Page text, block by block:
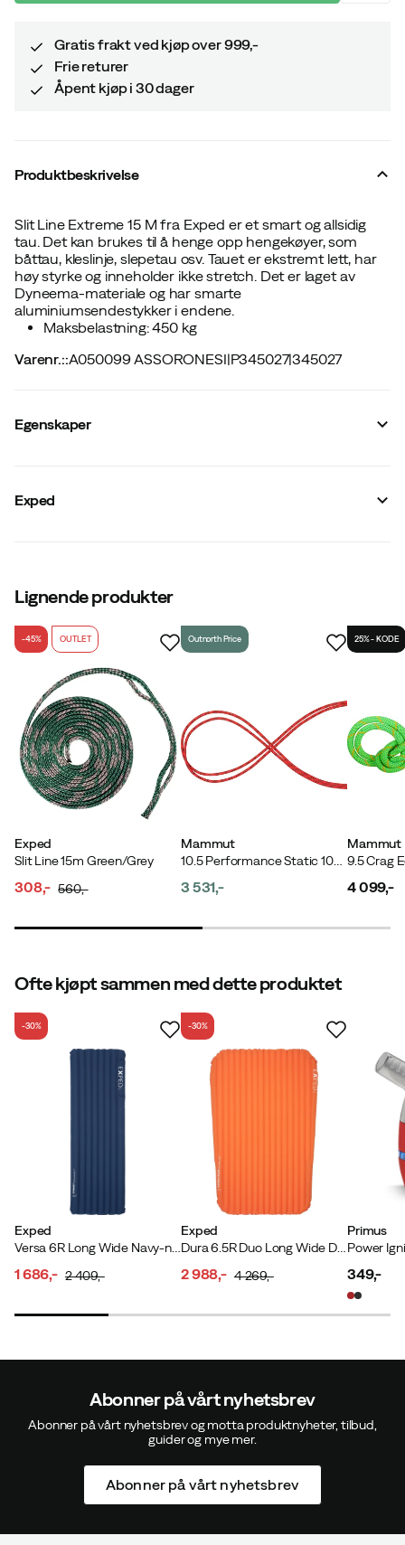
Gratis frakt ved kjøp over 999,-
Frie returer
Åpent kjøp i 30 dager
Produktbeskrivelse
Slit Line Extreme 15 M fra Exped er et smart og allsidig
tau. Det kan brukes til å henge opp hengekøyer, som
båttau, kleslinje, slepetau osv. Tauet er ekstremt lett, har
høy styrke og inneholder ikke stretch. Det er laget av
Dyneema-materiale og har smarte
aluminiumsendestykker i endene.
Maksbelastning: 450 kg
Varenr.::A050099 ASSORONESI|P345027|345027
Egenskaper
Størrelse
Exped
Lignende produkter
Exped
Slit Line 15m Green/Grey
-45% OUTLET
price
308,-
price
560,-
Mammut
10.5 Performance Static 100m Red-black
Outnorth Price
3 531,-
Mammut
25% - KODE
4 099,-
Ofte kjøpt sammen med dette produktet
Exped
-30%
price
1 686,-
price
2 409,-
Exped
-30%
price
2 988,-
price
4 269,-
Primus
Power
price
349,-
Abonner på vårt nyhetsbrev
Abonner på vårt nyhetsbrev og motta produktnyheter, tilbud,
guider og mye mer.
Abonner på vårt nyhetsbrev